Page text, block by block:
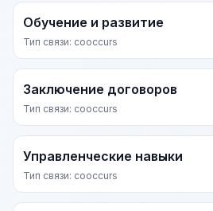
Обучение и развитие
Тип связи: cooccurs
Заключение договоров
Тип связи: cooccurs
Управленческие навыки
Тип связи: cooccurs